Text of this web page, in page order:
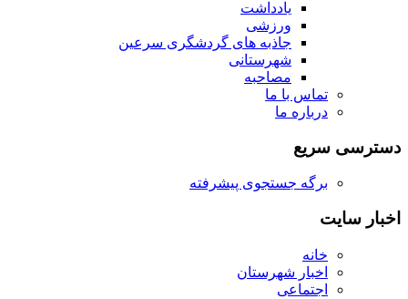
یادداشت
ورزشی
جاذبه های گردشگری سرعین
شهرستانی
مصاحبه
تماس با ما
درباره ما
دسترسی سریع
برگه جستجوی پیشرفته
اخبار سایت
خانه
اخبار شهرستان
اجتماعی